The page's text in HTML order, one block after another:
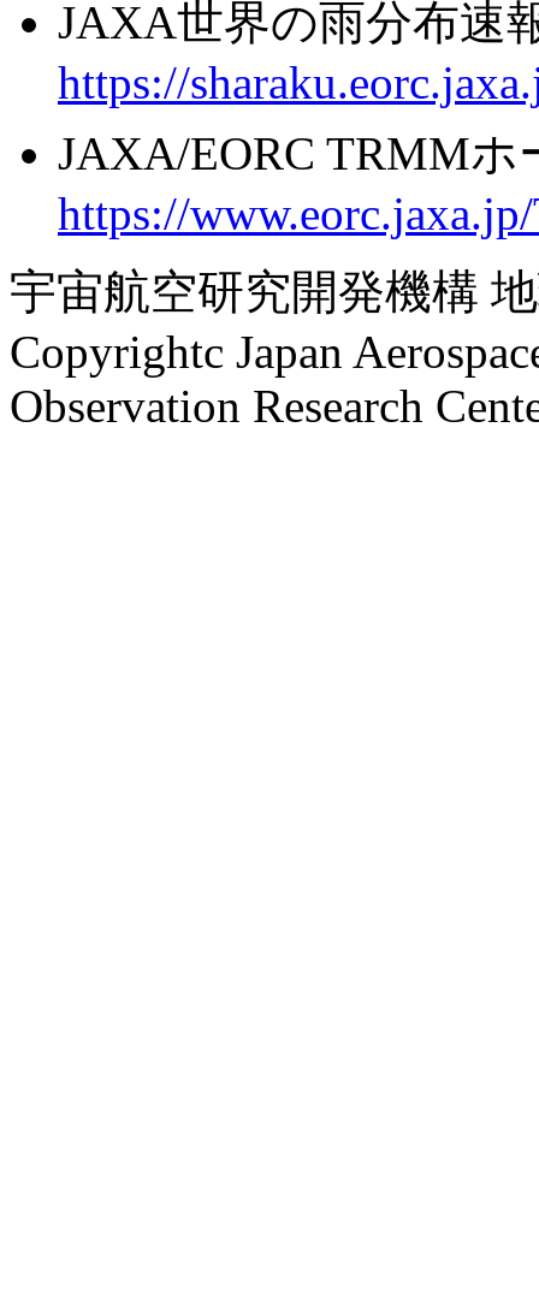
JAXA世界の雨分布速
https://
JAXA/EORC TRMMホ
https://
宇宙航空研究開発機構
Copyrightc Japan
Observation Research